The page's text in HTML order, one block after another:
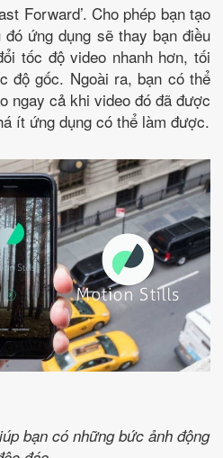
Forward’. Cho phép bạn tạo
ứng dụng sẽ thay bạn điều
tốc độ video nhanh hơn, tối
độ gốc. Ngoài ra, bạn có thể
ngay cả khi video đó đã được
ít ứng dụng có thể làm được.
bạn có những bức ảnh động